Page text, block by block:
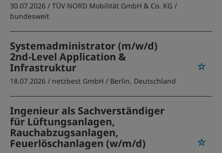
30.07.2026 / TÜV NORD Mobilität GmbH & Co. KG /
bundesweit
Systemadministrator (m/w/d)
2nd-Level Application &
Infrastruktur
18.07.2026 / netzbest GmbH / Berlin, Deutschland
Ingenieur als Sachverständiger
für Lüftungsanlagen,
Rauchabzugsanlagen,
Feuerlöschanlagen (w/m/d)